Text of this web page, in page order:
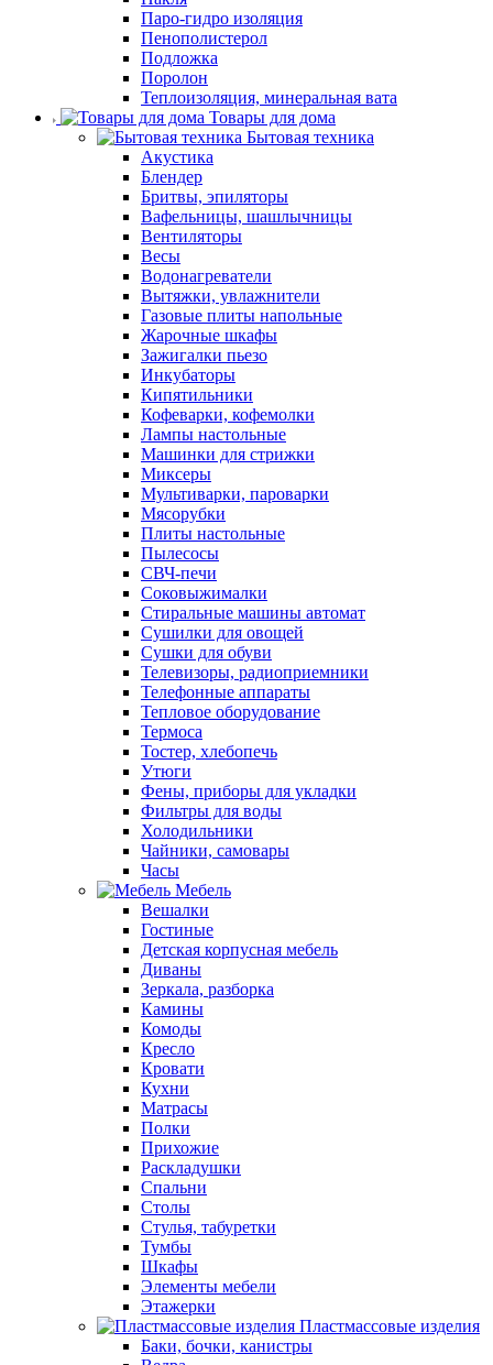
Паро-гидро изоляция
Пенополистерол
Подложка
Поролон
Теплоизоляция, минеральная вата
Товары для дома
Бытовая техника
Акустика
Блендер
Бритвы, эпиляторы
Вафельницы, шашлычницы
Вентиляторы
Весы
Водонагреватели
Вытяжки, увлажнители
Газовые плиты напольные
Жарочные шкафы
Зажигалки пьезо
Инкубаторы
Кипятильники
Кофеварки, кофемолки
Лампы настольные
Машинки для стрижки
Миксеры
Мультиварки, пароварки
Мясорубки
Плиты настольные
Пылесосы
СВЧ-печи
Соковыжималки
Стиральные машины автомат
Сушилки для овощей
Сушки для обуви
Телевизоры, радиоприемники
Телефонные аппараты
Тепловое оборудование
Термоса
Тостер, хлебопечь
Утюги
Фены, приборы для укладки
Фильтры для воды
Холодильники
Чайники, самовары
Часы
Мебель
Вешалки
Гостиные
Детская корпусная мебель
Диваны
Зеркала, разборка
Камины
Комоды
Кресло
Кровати
Кухни
Матрасы
Полки
Прихожие
Раскладушки
Спальни
Столы
Стулья, табуретки
Тумбы
Шкафы
Элементы мебели
Этажерки
Пластмассовые изделия
Баки, бочки, канистры